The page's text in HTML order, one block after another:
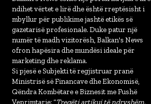
ndihet vërtet e lirë dhe është rreptësisht i
mbyllur për publikime jashtë etikës së
gazetarisë profesionale. Duke patur një
numër të madh vizitorësh, Balkan's News
ofron hapësira dhe mundësi ideale për
marketing dhe reklama.
Si pjesë e Subjekti të regjistruar pranë
Ministrisë së Financave dhe Ekonomisë,
Qëndra Kombëtare e Biznesit me Fushë
Veprimtarie: “Tregëti artikuj të ndryshëm,